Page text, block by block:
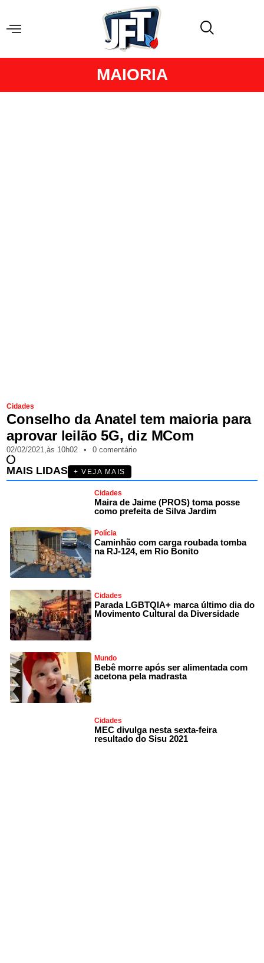
MAIORIA
Cidades
Conselho da Anatel tem maioria para
aprovar leilão 5G, diz MCom
02/02/2021,às 10h02 • 0 comentário
MAIS LIDAS + VEJA MAIS
Cidades
Maira de Jaime (PROS) toma posse
como prefeita de Silva Jardim
Polícia
Caminhão com carga roubada tomba
na RJ-124, em Rio Bonito
Cidades
Parada LGBTQIA+ marca último dia do
Movimento Cultural da Diversidade
Mundo
Bebê morre após ser alimentada com
acetona pela madrasta
Cidades
MEC divulga nesta sexta-feira
resultado do Sisu 2021